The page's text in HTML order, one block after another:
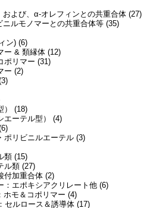
よび、α-オレフィンとの共重合体 (27)
ルモノマーとの共重合体等 (35)
ン) (6)
ー & 類縁体 (12)
ポリマー (31)
ー (2)
） (18)
エーテル型） (4)
ポリビニルエーテル (3)
類 (15)
ル類 (27)
付加重合体 (2)
：エポキシアクリレート他 (6)
ホモ＆コポリマー (4)
セルロース＆誘導体 (17)